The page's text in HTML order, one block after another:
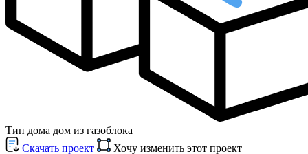
Тип дома дом из газоблока
Cкачать проект
Хочу изменить этот проект